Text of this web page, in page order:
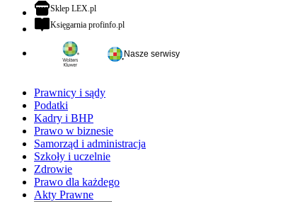
Sklep LEX.plotwiera się w nowej karcie
Księgarnia profinfo.plotwiera się w nowej karcie
Nasze serwisy
Prawnicy i sądy
Podatki
Kadry i BHP
Prawo w biznesie
Samorząd i administracja
Szkoły i uczelnie
Zdrowie
Prawo dla każdego
Akty Prawne